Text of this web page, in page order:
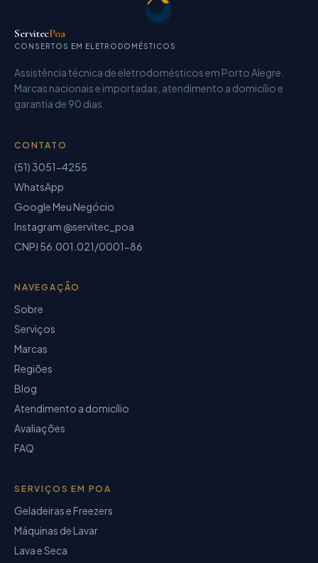
ServitecPoa
CONSERTOS EM ELETRODOMÉSTICOS
Assistência técnica de eletrodomésticosem Porto Alegre.
Marcas nacionais e importadas, atendimento a domicílio e
garantia de 90 dias
CONTATO
(51) 3051-4255
WhatsApp
Google Meu Negócio
Instagram @servitec_poa
CNPJ 56.001.021/0001-86
NAVEGAÇÃO
Sobre
Serviços
Marcas
Regiões
Blog
Atendimento a domicílio
Avaliações
FAQ
SERVIÇOS EM POA
Geladeiras e Freezers
Máquinas de Lavar
Lava e Seca